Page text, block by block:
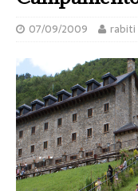
07/09/2009 rabiti